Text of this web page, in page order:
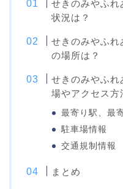
せきのみやふ
状況は？
せきのみやふ
の場所は？
せきのみやふ
場やアクセス方
最寄り駅、最
駐車場情報
交通規制情報
まとめ